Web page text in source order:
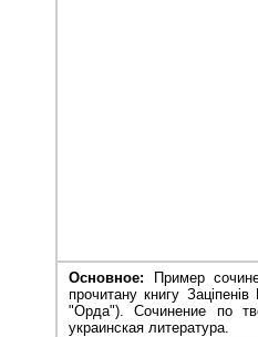
Основное: Пример
прочитану книгу
"Орда"). Сочинение по
украинская литература.